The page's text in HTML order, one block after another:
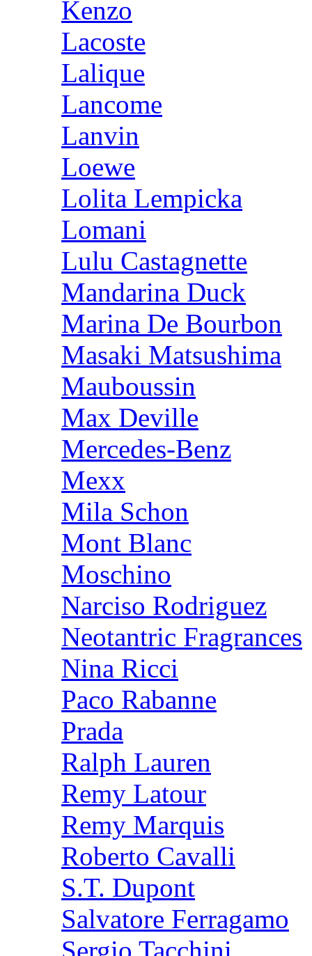
Kenzo
Lacoste
Lalique
Lancome
Lanvin
Loewe
Lolita Lempicka
Lomani
Lulu Castagnette
Mandarina Duck
Marina De Bourbon
Masaki Matsushima
Mauboussin
Max Deville
Mercedes-Benz
Mexx
Mila Schon
Mont Blanc
Moschino
Narciso Rodriguez
Neotantric Fragrances
Nina Ricci
Paco Rabanne
Prada
Ralph Lauren
Remy Latour
Remy Marquis
Roberto Cavalli
S.T. Dupont
Salvatore Ferragamo